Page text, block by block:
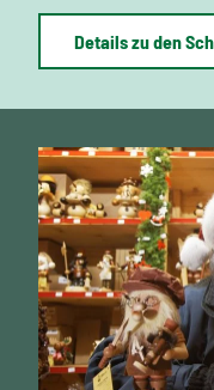
Details zu den